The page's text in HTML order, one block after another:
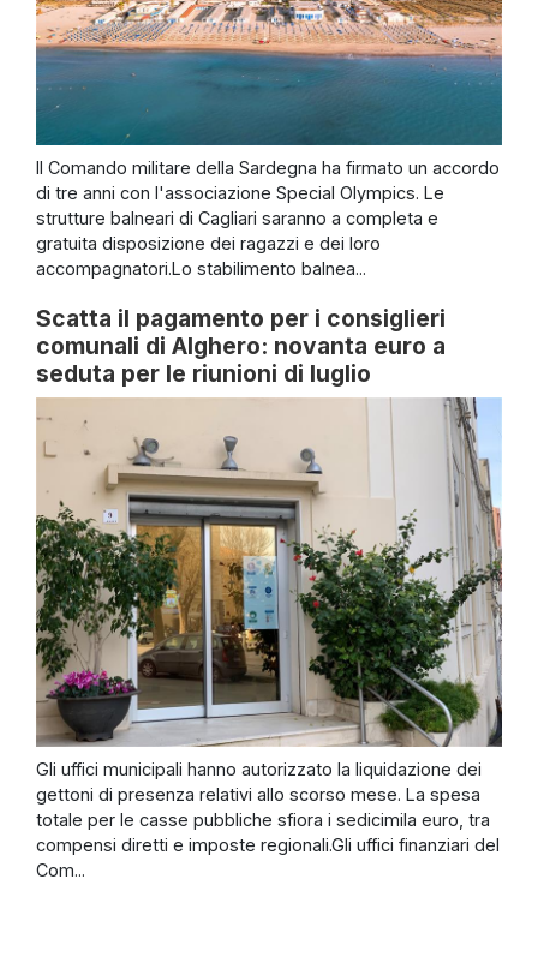
Il Comando militare della Sardegna ha firmato un accordo
di tre anni con l'associazione Special Olympics. Le
strutture balneari di Cagliari saranno a completa e
gratuita disposizione dei ragazzi e dei loro
accompagnatori.Lo stabilimento balnea...
Scatta il pagamento per i consiglieri
comunali di Alghero: novanta euro a
seduta per le riunioni di luglio
Gli uffici municipali hanno autorizzato la liquidazione dei
gettoni di presenza relativi allo scorso mese. La spesa
totale per le casse pubbliche sfiora i sedicimila euro, tra
compensi diretti e imposte regionali.Gli uffici finanziari del
Com...